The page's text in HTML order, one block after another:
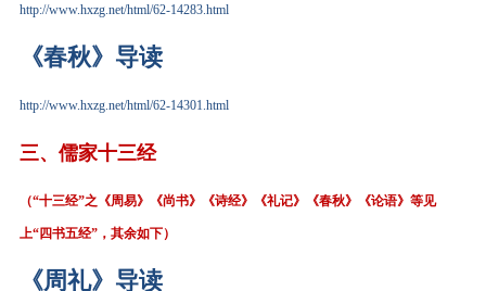
http://www.hxzg.net/html/62-14283.html
《春秋》导读
http://www.hxzg.net/html/62-14301.html
三、 儒家十三经
（“十三经”之《周易》《尚书》《诗经》《礼记》《春秋》《论语》等见
上“四书五经”，其余如下）
《周礼》导读